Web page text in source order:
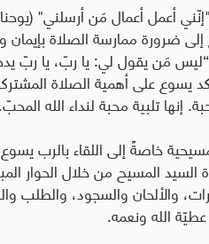
ضرورة ممارسة الصلاة بإيمان
“ليس مَن يقول لي: يا ربّ، يا
يسوع على أهمية الصلاة
إنها تلبية محبة لنداء الله
خاصةً إلى اللقاء بالرب
المسيح من خلال الحوار
والألحان والسجود، والطلب
عطيّة الله ونعمه.